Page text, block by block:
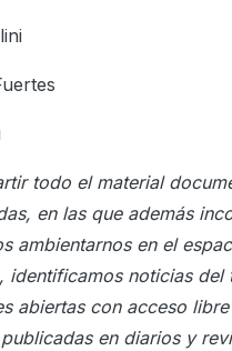
todo el material
en las que además
ambientarnos en el
identificamos noticias del
abiertas con acceso
en diarios y